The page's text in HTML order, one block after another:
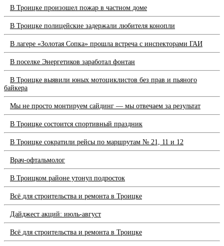
В Троицке произошел пожар в частном доме
В Троицке полицейские задержали любителя конопли
В лагере «Золотая Сопка» прошла встреча с инспекторами ГАИ
В поселке Энергетиков заработал фонтан
В Троицке выявили юных мотоциклистов без прав и пьяного
байкера
Мы не просто монтируем сайдинг — мы отвечаем за результат
В Троицке состоится спортивный праздник
В Троицке сократили рейсы по маршрутам № 21, 11 и 12
Врач-офтальмолог
В Троицком районе утонул подросток
Всё для строительства и ремонта в Троицке
Дайджест акций: июль-август
Всё для строительства и ремонта в Троицке